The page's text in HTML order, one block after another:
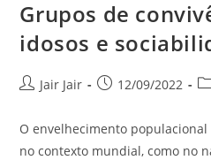
Grupos de
idosos e
Jair Jair 12/09/2022
O envelhecimento
no contexto mundial, como no